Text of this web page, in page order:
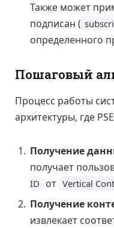
Также может
подписан (
определенного
Пошаговый
Процесс работы
архитектуры, где
Получение
получает
ID от Vertical
Получение
извлекает